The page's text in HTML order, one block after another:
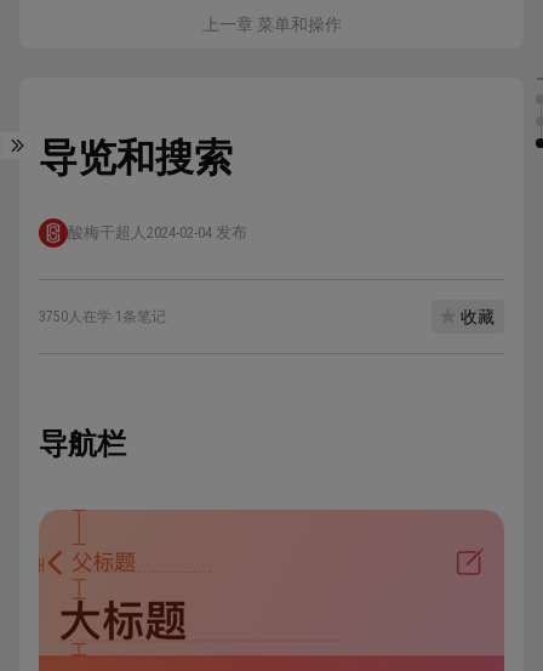
上一章 菜单和操作
导览和搜索
酸梅干超人 2024-02-04 发布
3750人在学·1条笔记 收藏
导航栏